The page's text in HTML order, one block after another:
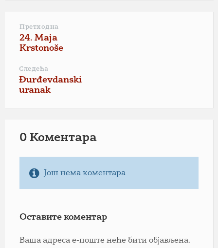
Претходна
24. Maja
Krstonoše
Следећа
Đurđevdanski
uranak
0 Коментарa
Још нема коментара
Оставите коментар
Ваша адреса е-поште неће бити објављена.